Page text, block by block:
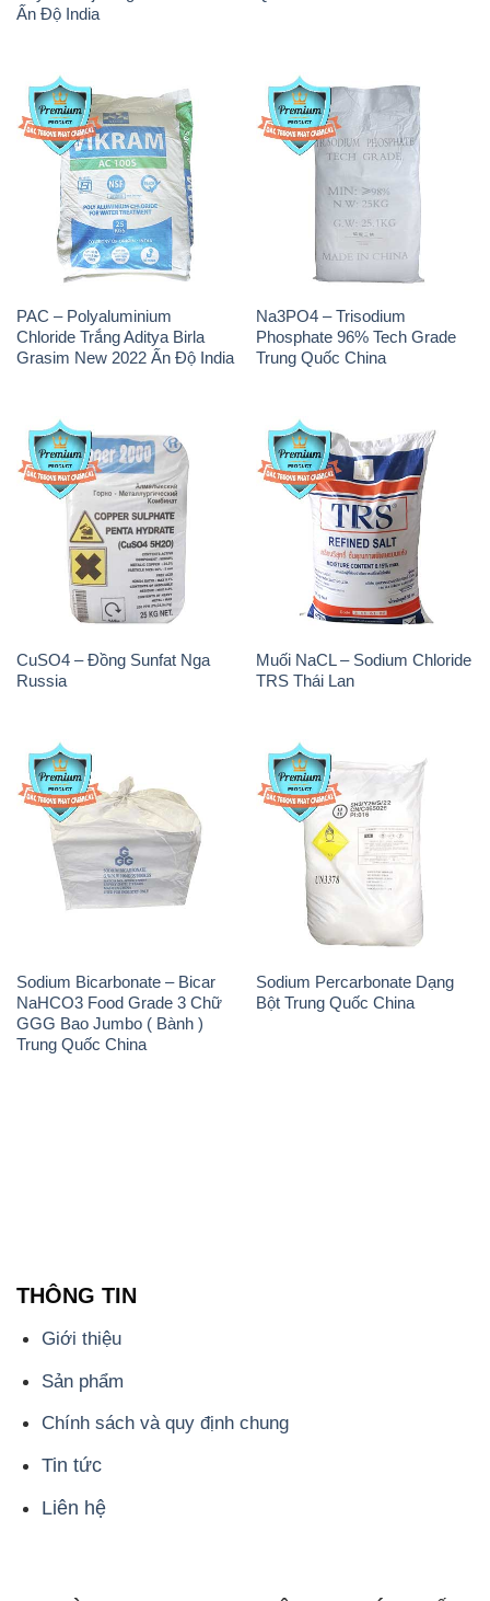
Ấn Độ India
PAC – Polyaluminium
Chloride Trắng Aditya Birla
Grasim New 2022 Ấn Độ India
Na3PO4 – Trisodium
Phosphate 96% Tech Grade
Trung Quốc China
CuSO4 – Đồng Sunfat Nga
Russia
Muối NaCL – Sodium Chloride
TRS Thái Lan
Sodium Bicarbonate – Bicar
NaHCO3 Food Grade 3 Chữ
GGG Bao Jumbo ( Bành )
Trung Quốc China
Sodium Percarbonate Dạng
Bột Trung Quốc China
THÔNG TIN
Giới thiệu
Sản phẩm
Chính sách và quy định chung
Tin tức
Liên hệ